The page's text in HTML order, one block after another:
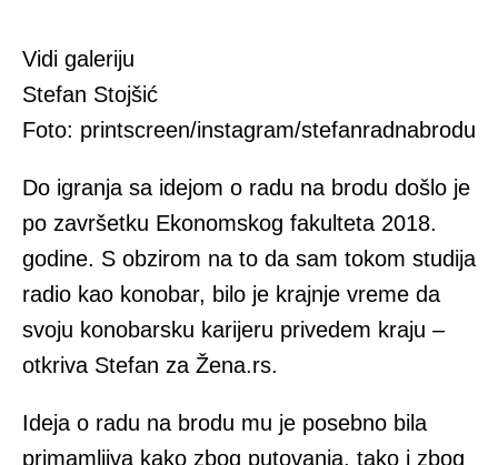
Vidi galeriju
Stefan Stojšić
Foto: printscreen/instagram/stefanradnabrodu
Do igranja sa idejom o radu na brodu došlo je
po završetku Ekonomskog fakulteta 2018.
godine. S obzirom na to da sam tokom studija
radio kao konobar, bilo je krajnje vreme da
svoju konobarsku karijeru privedem kraju –
otkriva Stefan za Žena.rs.
Ideja o radu na brodu mu je posebno bila
primamljiva kako zbog putovanja, tako i zbog